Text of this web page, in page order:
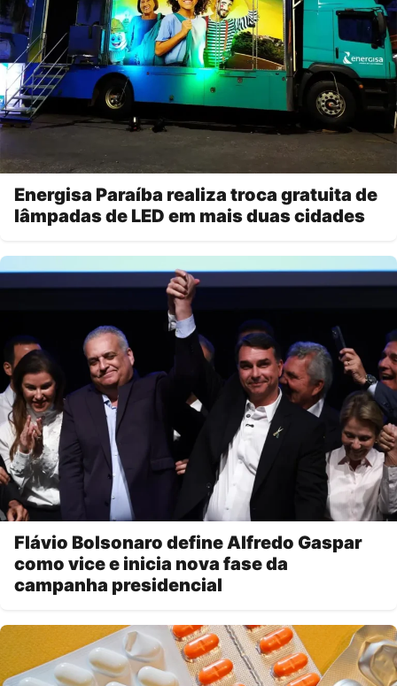
Energisa Paraíba realiza troca gratuita de
lâmpadas de LED em mais duas cidades
Flávio Bolsonaro define Alfredo Gaspar
como vice e inicia nova fase da
campanha presidencial